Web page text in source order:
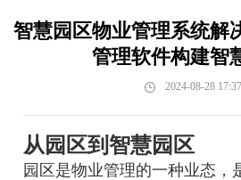
智慧园区物业管理系统解
管理软件构建智
2024-08-28
从园区到智慧园区
园区是物业管理的一种业态，